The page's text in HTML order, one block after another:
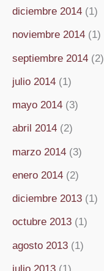
diciembre 2014 (1)
noviembre 2014 (1)
septiembre 2014 (2)
julio 2014 (1)
mayo 2014 (3)
abril 2014 (2)
marzo 2014 (3)
enero 2014 (2)
diciembre 2013 (1)
octubre 2013 (1)
agosto 2013 (1)